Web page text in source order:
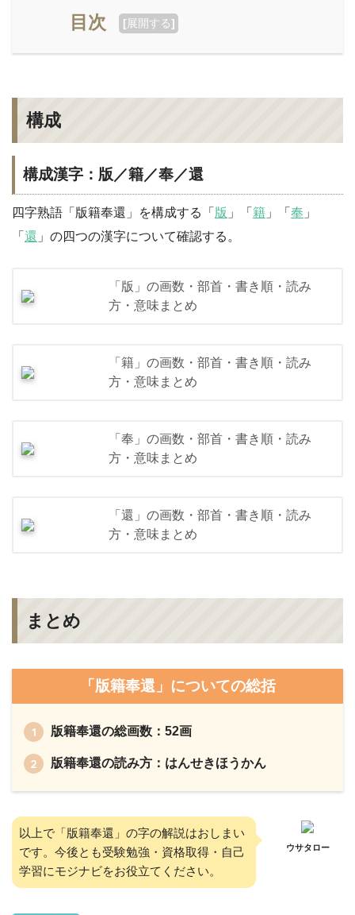
目次 [展開する]
構成
構成漢字：版／籍／奉／還
四字熟語「版籍奉還」を構成する「 版 」「 籍 」「 奉 」
「 還 」の四つの漢字について確認する。
「版」の画数・部首・書き順・読み
方・意味まとめ
「籍」の画数・部首・書き順・読み
方・意味まとめ
「奉」の画数・部首・書き順・読み
方・意味まとめ
「還」の画数・部首・書き順・読み
方・意味まとめ
まとめ
「版籍奉還」についての総括
版籍奉還の総画数：52画
版籍奉還の読み方：はんせきほうかん
以上で「版籍奉還」の字の解説はおしまい
です。今後とも受験勉強・資格取得・自己
学習にモジナビをお役立てください。
ウサタロー